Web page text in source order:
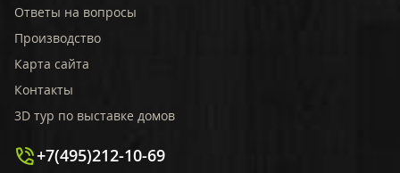
Ответы на вопросы
Производство
Карта сайта
Контакты
3D тур по выставке домов
+7(495)212-10-69